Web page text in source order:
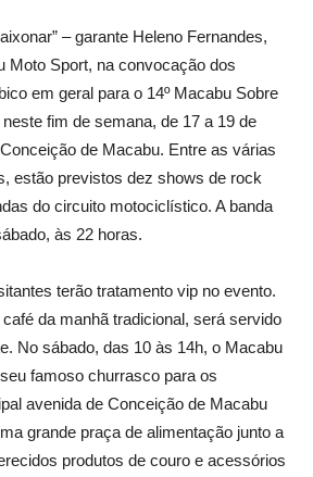
– garante Heleno Fernandes,
Moto Sport, na convocação dos
em geral para o 14º Macabu Sobre
fim de semana, de 17 a 19 de
de Macabu. Entre as várias
estão previstos dez shows de rock
do circuito motociclístico. A banda
às 22 horas.
terão tratamento vip no evento.
da manhã tradicional, será servido
No sábado, das 10 às 14h, o Macabu
famoso churrasco para os
avenida de Conceição de Macabu
grande praça de alimentação junto a
produtos de couro e acessórios